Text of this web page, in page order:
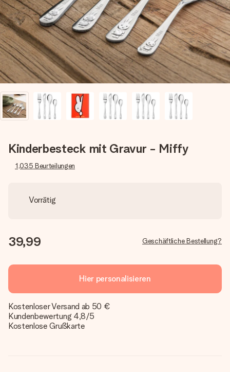
Montag - Freitag : 8:30 - 17:00 Uhr
Samstag - Sonntag : 8:30 - 13:00 Uhr
Kinderbesteck mit Gravur - Miffy
1,035 Beurteilungen
Vorrätig
39,99 Geschäftliche Bestellung?
Hier personalisieren
Kostenloser Versand ab 50 €
Kundenbewertung 4,8/5
Kostenlose Grußkarte